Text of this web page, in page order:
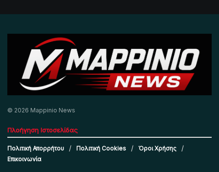
© 2026 Mappinio News
Πλοήγηση Ιστοσελίδας
Πολιτική Απορρήτου Πολιτική Cookies
Όροι Χρήσης
Επικοινωνία